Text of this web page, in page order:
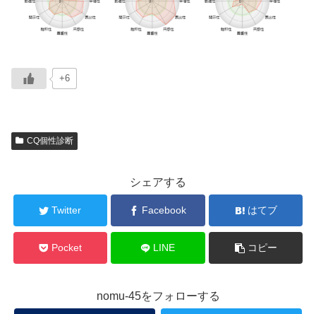
+6
CQ個性診断
シェアする
Twitter Facebook はてブ
Pocket LINE コピー
nomu-45をフォローする